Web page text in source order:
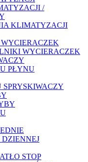
/
KLIMATYZACJI
WYCIERACZEK
PŁYNU
STOP